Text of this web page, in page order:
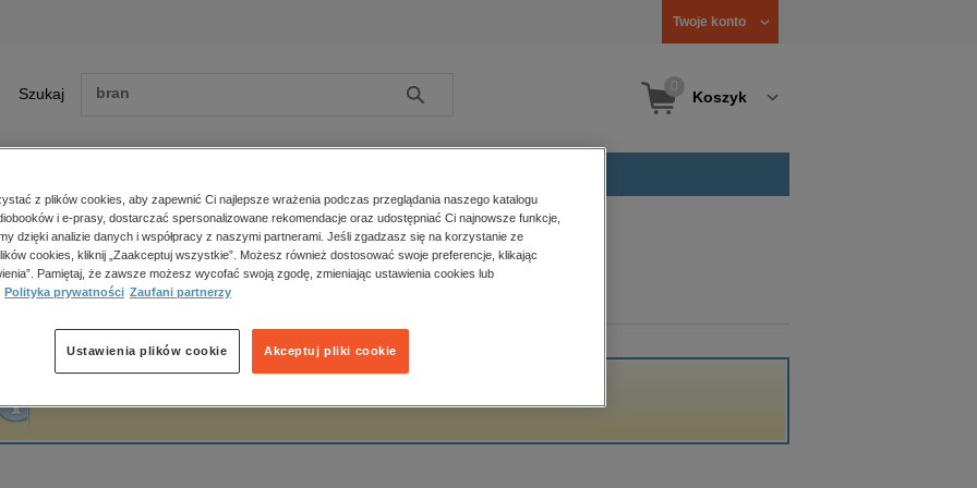
Twoje konto
Szukaj Szukaj Koszyk
Zobacz wszystkie E-prasa
polityka, społeczno-informacyjne
psychologiczne
popularno-naukowe
historia
główna Katarzyna Sękowska-Kozłowska
Sękowska-Kozłowska
z plików cookies, aby zapewnić Ci najlepsze wrażenia podczas przeglądania naszego katalogu
i e-prasy, dostarczać spersonalizowane rekomendacje oraz udostępniać Ci najnowsze funkcje,
dzięki analizie danych i współpracy z naszymi partnerami. Jeśli zgadzasz się na korzystanie ze
cookies, kliknij „Zaakceptuj wszystkie”. Możesz również dostosować swoje preferencje, klikając
Pamiętaj, że zawsze możesz wycofać swoją zgodę, zmieniając ustawienia cookies lub
Polityka prywatności Zaufani partnerzy
Akceptuj pliki cookie
Ustawienia plików cookie